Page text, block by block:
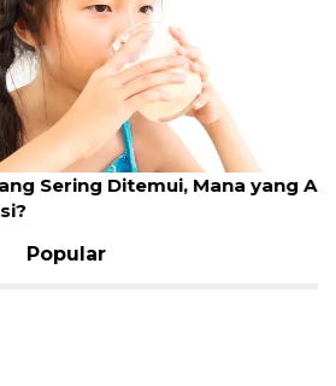
Ditemui, Mana yang Aman
Popular